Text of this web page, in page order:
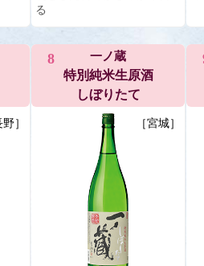
る
野］
8 一ノ蔵
特別純米生原酒
しぼりたて
［宮城］